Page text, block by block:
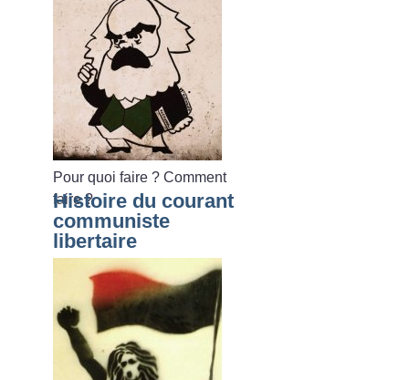
Pour quoi faire ? Comment
faire ?
Histoire du courant
communiste
libertaire